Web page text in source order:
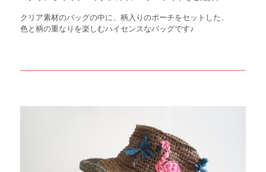
クリア素材のバッグの中に、柄入りのポーチをセットした、
色と柄の重なりを楽しむハイセンスなバッグです♪